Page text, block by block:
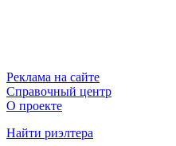
Реклама на сайте
Справочный центр
О проекте
Найти риэлтера